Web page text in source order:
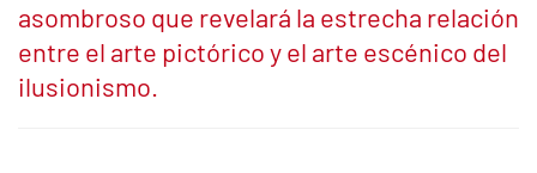
asombroso que revelará la estrecha relación
entre el arte pictórico y el arte escénico del
ilusionismo.